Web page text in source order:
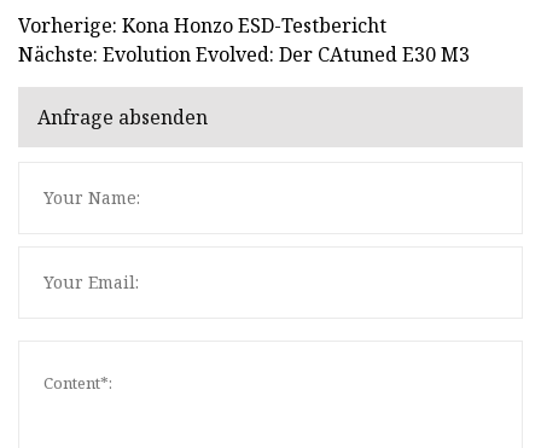
Vorherige: Kona Honzo ESD-Testbericht
Nächste: Evolution Evolved: Der CAtuned E30 M3
Anfrage absenden